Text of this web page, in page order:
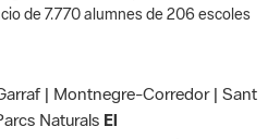
| Montnegre-Corredor | Sant